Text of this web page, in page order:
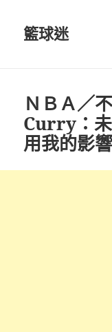
籃球迷
ＮＢＡ／
Curry：
用我的影